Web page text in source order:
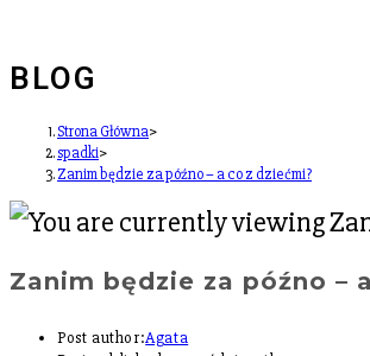
BLOG
Strona Główna>
spadki>
Zanim będzie za późno – a co z dziećmi?
Zanim będzie za późno –
Post author:Agata